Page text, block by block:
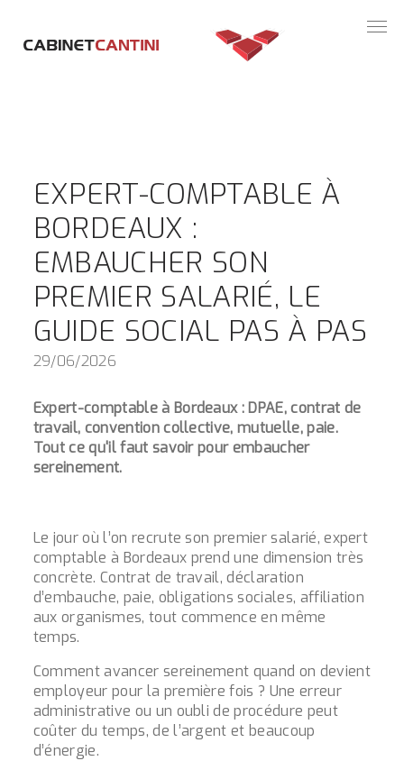
EXPERT-COMPTABLE À
BORDEAUX :
EMBAUCHER SON
PREMIER SALARIÉ, LE
GUIDE SOCIAL PAS À PAS
29/06/2026
Expert-comptable à Bordeaux : DPAE, contrat de
travail, convention collective, mutuelle, paie.
Tout ce qu'il faut savoir pour embaucher
sereinement.
Le jour où l’on recrute son premier salarié, expert
comptable à Bordeaux prend une dimension très
concrète. Contrat de travail, déclaration
d’embauche, paie, obligations sociales, affiliation
aux organismes, tout commence en même
temps.
Comment avancer sereinement quand on devient
employeur pour la première fois ? Une erreur
administrative ou un oubli de procédure peut
coûter du temps, de l’argent et beaucoup
d’énergie.